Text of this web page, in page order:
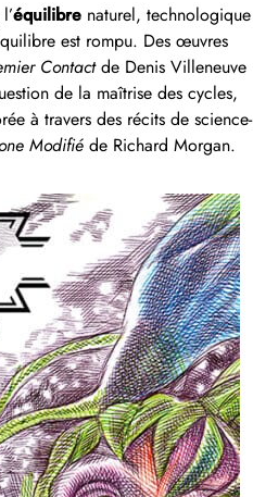
équilibre naturel, technologique
est rompu. Des œuvres
Contactde Denis Villeneuve
de la maîtrise des cycles,
à travers des récits de science-
Modifié de Richard Morgan.